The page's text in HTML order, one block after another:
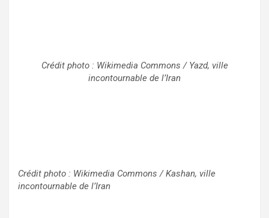
Crédit photo : Wikimedia Commons / Yazd, ville
incontournable de l’Iran
Crédit photo : Wikimedia Commons / Kashan, ville
incontournable de l’Iran